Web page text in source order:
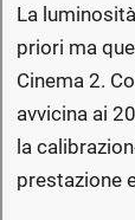
La
priori ma
Cinema 2.
avvicina ai
la
prestazione